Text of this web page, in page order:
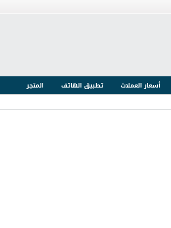
أسعار العملات تطبيق الهاتف
المتجر